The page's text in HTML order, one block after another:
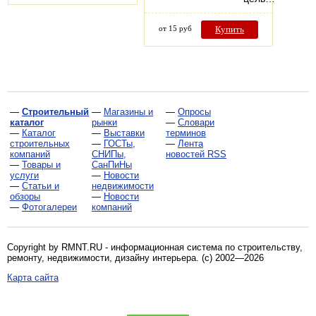
от 15 руб Купить
— Строительный
каталог
— Каталог
строительных
компаний
— Товары и
услуги
— Статьи и
обзоры
— Фотогалереи
— Магазины и
рынки
— Выставки
— ГОСТы,
СНИПы,
СанПиНы
— Новости
недвижимости
— Новости
компаний
— Опросы
— Словари
терминов
— Лента
новостей RSS
Copyright by RMNT.RU - информационная система по строительству,
ремонту, недвижимости, дизайну интерьера . (c) 2002—2026
Карта сайта